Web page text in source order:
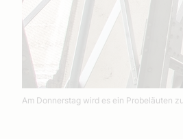
Am Donnerstag wird es ein Probeläuten